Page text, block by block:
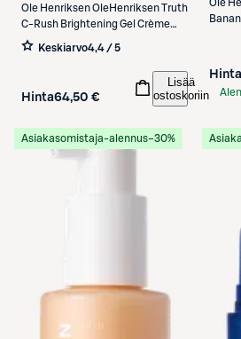
Ole HenriksenOleHenriksen Truth
C-Rush Brightening Gel Crème
geelivoide 50 ml
Keskiarvo4,4 / 5
Hinta64,50 €
Lisää
ostoskoriin
Ole
Hinta
Asiakasomistaja-alennus−30%